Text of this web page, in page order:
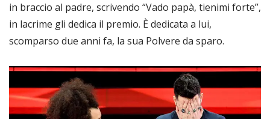
in braccio al padre, scrivendo “Vado papà, tienimi forte”,
in lacrime gli dedica il premio. È dedicata a lui,
scomparso due anni fa, la sua Polvere da sparo.